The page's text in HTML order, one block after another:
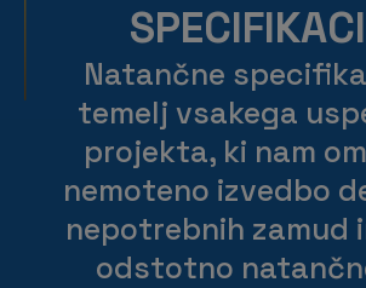
Natančne
temelj vsakega
projekta, ki nam
nemoteno izvedbo
nepotrebnih zamud
odstotno